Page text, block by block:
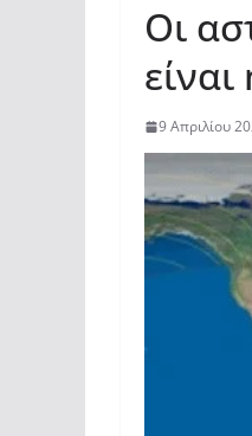
Οι
9 Απριλίου